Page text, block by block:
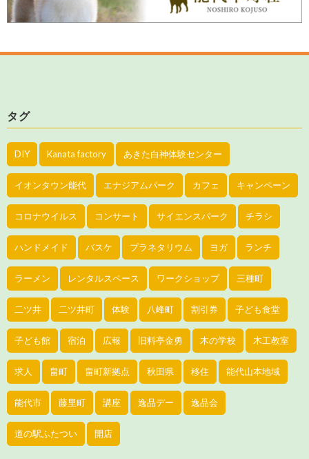
タグ
DIY Kanata factory あきた白神体験センター
イオンタウン能代 エナジアムパーク カフェ キャンペーン
コロナウイルス コンサート サイエンスパーク チラシ
ハンドメイド バスケ プラネタリウム ヨガ ランチ
ラーメン レンタルスペース ワークショップ 三種町
二ツ井 二ツ井町 体験 八峰町 割引券 子ども食堂
子ども館 宿泊 広報 旧料亭金勇 木の学校 木工教室
求人 畠町 畠町新拠点 秋田県 移住 能代山本地域
能代市 藤里町 講座 逸品デー 逸品会
道の駅ふたつい 開店